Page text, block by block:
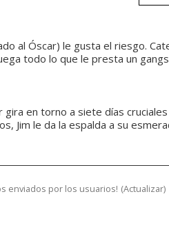
al Óscar) le gusta el riesgo.
todo lo que le presta un
en torno a siete días
Jim le da la espalda a su
enviados por los usuarios! (Actualizar)